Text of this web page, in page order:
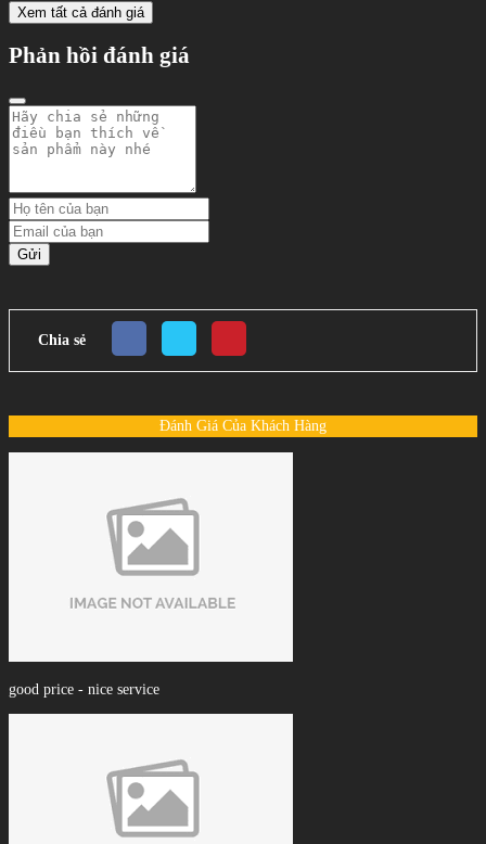
Xem tất cả đánh giá
Phản hồi đánh giá
Gửi
Chia sẻ
Đánh Giá Của Khách Hàng
good price - nice service